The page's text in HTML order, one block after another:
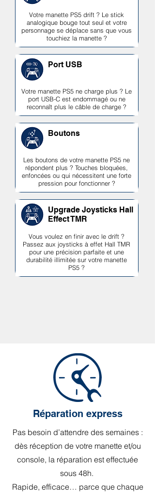
Votre manette PS5 drift ? Le stick
analogique bouge tout seul et votre
personnage se déplace sans que vous
touchiez la manette ?
Port USB
Votre manette PS5 ne charge plus ? Le
port USB-C est endommagé ou ne
reconnaît plus le câble de charge ?
Boutons
Les boutons de votre manette PS5 ne
répondent plus ? Touches bloquées,
enfoncées ou qui nécessitent une forte
pression pour fonctionner ?
Upgrade Joysticks Hall
Effect TMR
Vous voulez en finir avec le drift ?
Passez aux joysticks à effet Hall TMR
pour une précision parfaite et une
durabilité illimitée sur votre manette
PS5 ?
Réparation express
Pas besoin d’attendre des semaines :
dès réception de votre manette et/ou
console, la réparation est effectuée
sous 48h.
Rapide, efficace… parce que chaque